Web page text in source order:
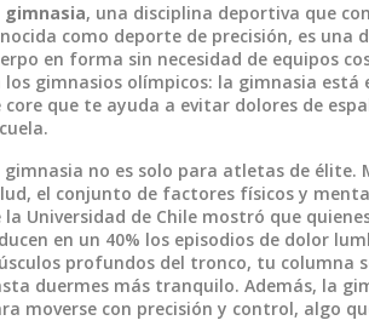
gimnasia, una disciplina deportiva que
como deporte de precisión, es una
en forma sin necesidad de equipos
los gimnasios olímpicos: la gimnasia
core que te ayuda a evitar dolores de
gimnasia no es solo para atletas de élite.
, el conjunto de factores físicos y
la Universidad de Chile mostró que
en un 40% los episodios de dolor
profundos del tronco, tu columna
duermes más tranquilo. Además, la
moverse con precisión y control, algo